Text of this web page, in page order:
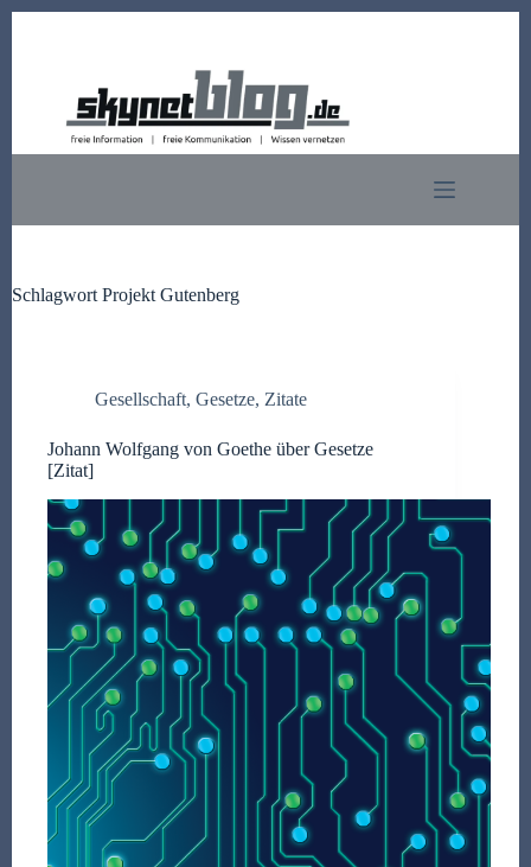
Schlagwort Projekt Gutenberg
Gesellschaft, Gesetze, Zitate
Johann Wolfgang von Goethe über Gesetze
[Zitat]